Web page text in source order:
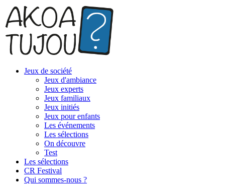
Jeux de société
Jeux d'ambiance
Jeux experts
Jeux familiaux
Jeux initiés
Jeux pour enfants
Les événements
Les sélections
On découvre
Test
Les sélections
CR Festival
Qui sommes-nous ?